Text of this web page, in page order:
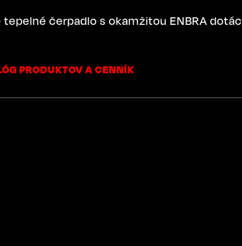
čerpadlo s okamžitou ENBRA
PRODUKTOV A CENNÍK